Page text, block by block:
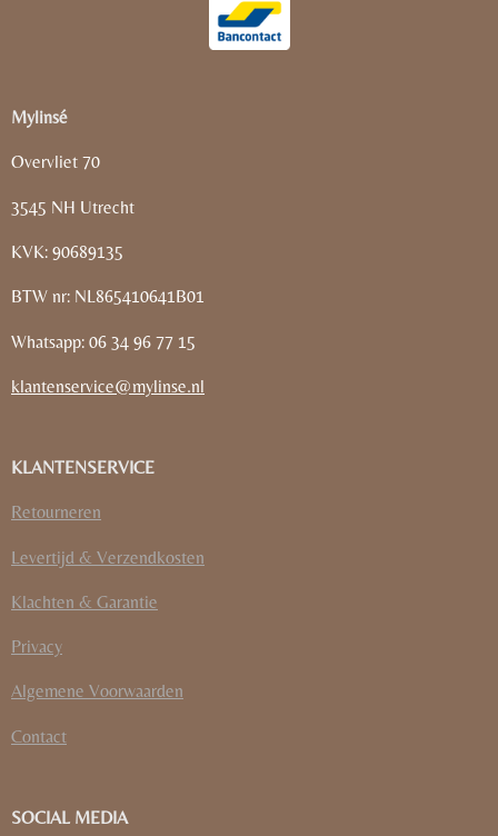
Mylinsé
Overvliet 70
3545 NH Utrecht
KVK: 90689135
BTW nr: NL865410641B01
Whatsapp: 06 34 96 77 15
klantenservice@mylinse.nl
KLANTENSERVICE
Retourneren
Levertijd & Verzendkosten
Klachten & Garantie
Privacy
Algemene Voorwaarden
Contact
SOCIAL MEDIA